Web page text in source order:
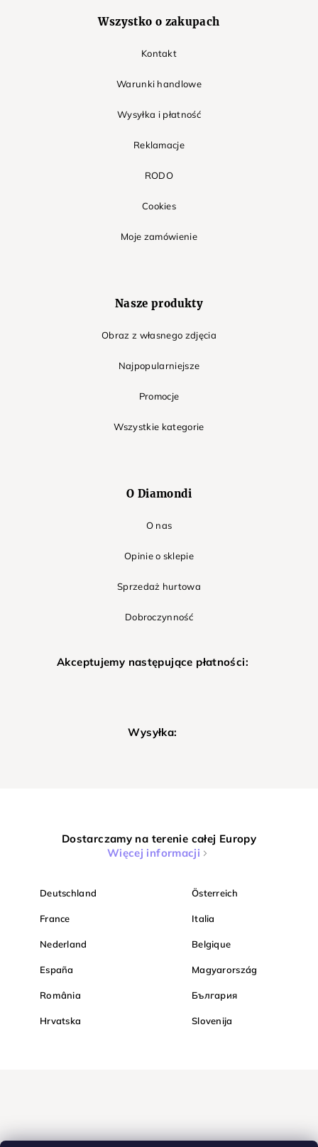
Wszystko o zakupach
Kontakt
Warunki handlowe
Wysyłka i płatność
Reklamacje
RODO
Cookies
Moje zamówienie
Nasze produkty
Obraz z własnego zdjęcia
Najpopularniejsze
Promocje
Wszystkie kategorie
O Diamondi
O nas
Opinie o sklepie
Sprzedaż hurtowa
Dobroczynność
Akceptujemy następujące płatności:
Wysyłka:
Dostarczamy na terenie całej Europy
Więcej informacji
Deutschland Österreich
France Italia
Nederland Belgique
España Magyarország
România България
Hrvatska Slovenija